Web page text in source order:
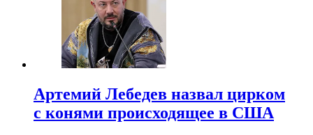
Артемий Лебедев назвал цирком
с конями происходящее в США